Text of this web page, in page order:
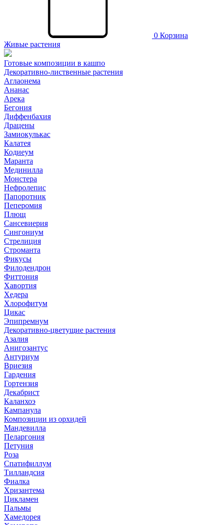
0 Корзина
Живые растения
Готовые композиции в кашпо
Декоративно-лиственные растения
Аглаонема
Ананас
Арека
Бегония
Диффенбахия
Драцены
Замиокулькас
Калатея
Кодиеум
Маранта
Мединилла
Монстера
Нефролепис
Папоротник
Пеперомия
Плющ
Сансевиерия
Сингониум
Стрелиция
Строманта
Фикусы
Филодендрон
Фиттония
Хавортия
Хедера
Хлорофитум
Цикас
Эпипремнум
Декоративно-цветущие растения
Азалия
Анигозантус
Антуриум
Вриезия
Гардения
Гортензия
Декабрист
Каланхоэ
Кампанула
Композиции из орхидей
Мандевилла
Пеларгония
Петуния
Роза
Спатифиллум
Тилландсия
Фиалка
Хризантема
Цикламен
Пальмы
Хамедорея